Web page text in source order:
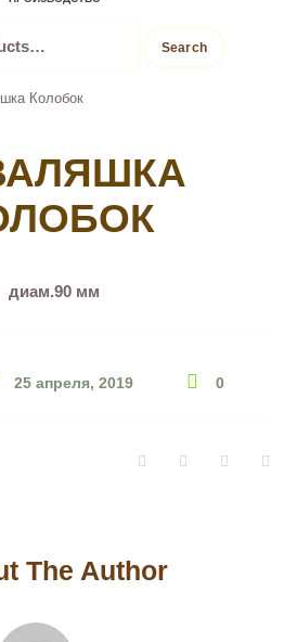
Search
Колобок
диам.90 мм
25 апреля, 2019 0
FacebookTwitter Google+
The Author